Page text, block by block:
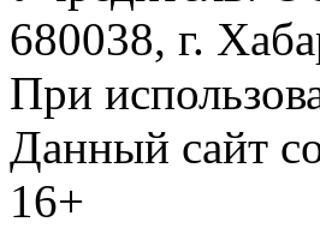
680038, г.
При
Данный сайт
16+